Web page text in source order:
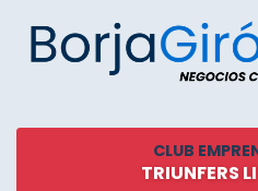
CLUB
TRIUNFERS